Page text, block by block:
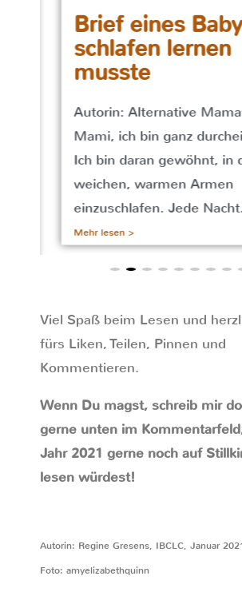
Brief eines
schlafen lernen
musste
Autorin: Alternative Mama |
Mami, ich bin ganz
Ich bin daran gewöhnt, in
weichen, warmen Armen
einzuschlafen. Jede Nacht...
Mehr lesen >
Viel Spaß beim Lesen und
fürs Liken, Teilen, Pinnen und
Kommentieren.
Wenn Du magst, schreib mir
gerne unten im
Jahr 2021 gerne noch auf
lesen würdest!
Autorin: Regine Gresens, IBCLC, Januar
Foto: amyelizabethquinn